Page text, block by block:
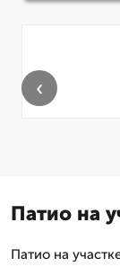
‹
Патио на
Патио на